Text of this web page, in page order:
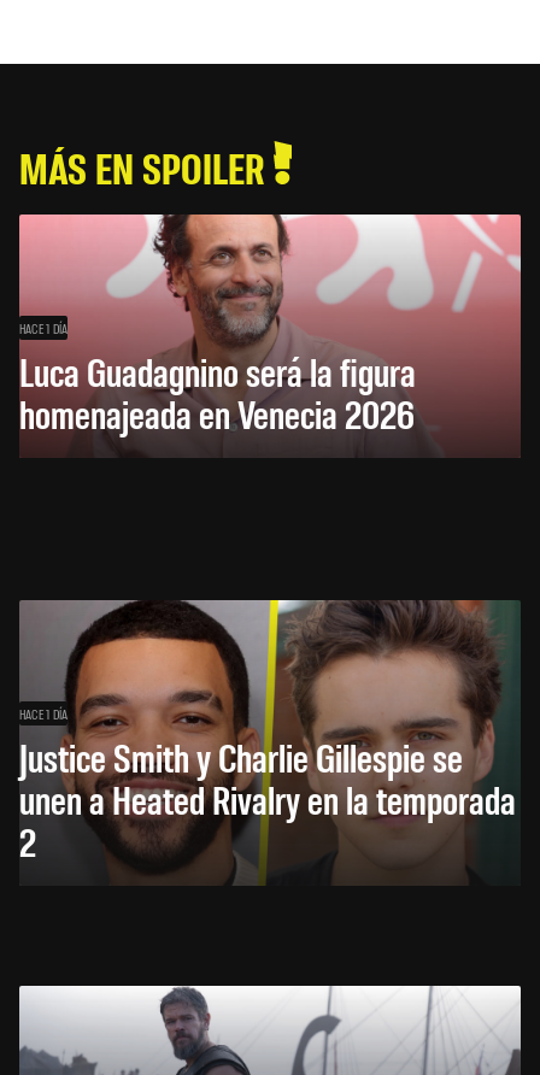
MÁS EN SPOILER
HACE 1 DÍA
Luca Guadagnino será la figura
homenajeada en Venecia 2026
HACE 1 DÍA
Justice Smith y Charlie Gillespie se
unen a Heated Rivalry en la temporada
2